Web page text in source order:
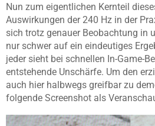
Nun zum eigentlichen Kernteil
Auswirkungen der 240 Hz in der
sich trotz genauer Beobachtung in
nur schwer auf ein eindeutiges
jeder sieht bei schnellen In-Game-
entstehende Unschärfe. Um den
auch hier halbwegs greifbar zu
folgende Screenshot als